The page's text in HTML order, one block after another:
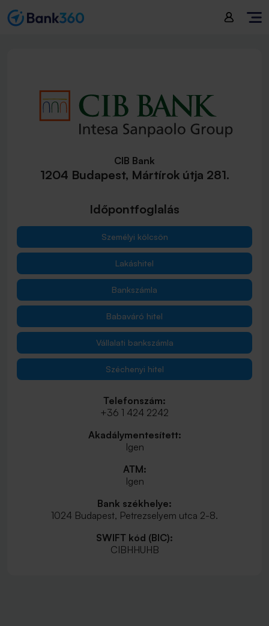
CIB Bank
1204 Budapest, Mártírok útja 281.
Időpontfoglalás
Személyi kölcsön
Lakáshitel
Bankszámla
Babaváró hitel
Vállalati bankszámla
Széchenyi hitel
Telefonszám:
+36 1 424 2242
Akadálymentesített:
Igen
ATM:
Igen
Bank székhelye:
1024 Budapest, Petrezselyem utca 2-8.
SWIFT kód (BIC):
CIBHHUHB